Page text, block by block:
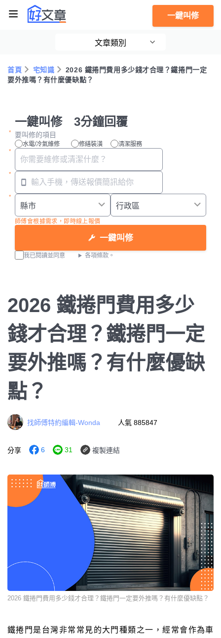
一鍵叫修
文章類別
首頁 宅知識
2026 鐵捲門費用多少錢才合理？鐵捲門一定
要外推嗎？有什麼優缺點？
一鍵叫修 3分鐘回覆
要叫修的項目
水電/冷氣維修 修繕裝潢 清潔服務
師傅會根據需求，即時線上報價
一鍵叫修
我已閱讀並同意 各項條款。
2026 鐵捲門費用多少
錢才合理？鐵捲門一定
要外推嗎？有什麼優缺
點？
找師傅特約編輯-Wonda 人氣 885847
分享 6 31 複製連結
2026 鐵捲門費用多少錢才合理？鐵捲門一定要外推嗎？有什麼優缺點？
鐵捲門是台灣非常常見的大門種類之一，經常會作為車